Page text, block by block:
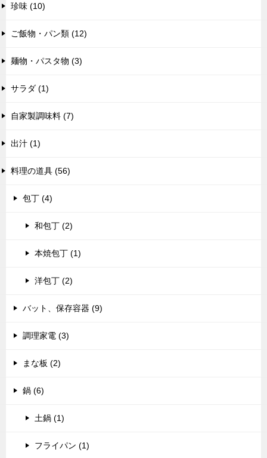
珍味 (10)
ご飯物・パン類 (12)
麺物・パスタ物 (3)
サラダ (1)
自家製調味料 (7)
出汁 (1)
料理の道具 (56)
包丁 (4)
和包丁 (2)
本焼包丁 (1)
洋包丁 (2)
バット、保存容器 (9)
調理家電 (3)
まな板 (2)
鍋 (6)
土鍋 (1)
フライパン (1)